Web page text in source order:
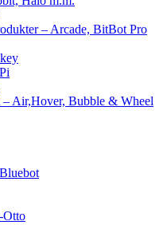
– Arcade, BitBot Pro
Air,Hover, Bubble & Wheel
Otto